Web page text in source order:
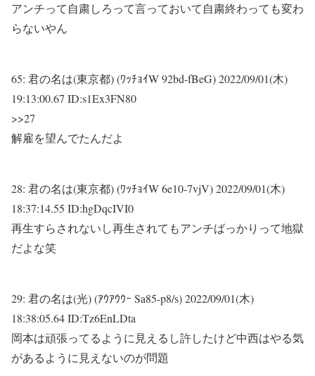
アンチって自粛しろって言っておいて自粛終わっても変わ
らないやん
65: 君の名は(東京都) (ﾜｯﾁｮｲW 92bd-fBeG)2022/09/01(木)
19:13:00.67 ID:s1Ex3FN80
>>27
解雇を望んでたんだよ
28: 君の名は(東京都) (ﾜｯﾁｮｲW 6e10-7vjV)2022/09/01(木)
18:37:14.55 ID:hgDqcIVI0
再生すらされないし再生されてもアンチばっかりって地獄
だよな笑
29: 君の名は(光) (ｱｳｱｳｳｰ Sa85-p8/s)2022/09/01(木)
18:38:05.64 ID:Tz6EnLDta
岡本は頑張ってるように見えるし許したけど中西はやる気
があるように見えないのが問題